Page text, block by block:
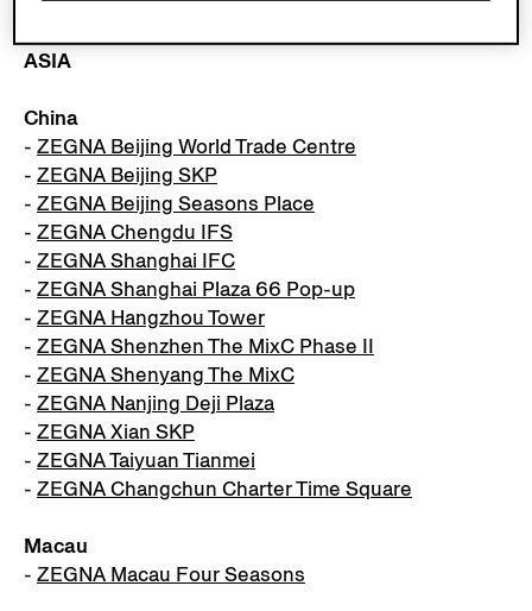
ASIA
China
- ZEGNA Beijing World Trade Centre
- ZEGNA Beijing SKP
- ZEGNA Beijing Seasons Place
- ZEGNA Chengdu IFS
- ZEGNA Shanghai IFC
- ZEGNA Shanghai Plaza 66 Pop-up
- ZEGNA Hangzhou Tower
- ZEGNA Shenzhen The MixC Phase II
- ZEGNA Shenyang The MixC
- ZEGNA Nanjing Deji Plaza
- ZEGNA Xian SKP
- ZEGNA Taiyuan Tianmei
- ZEGNA Changchun Charter Time Square
Macau
- ZEGNA Macau Four Seasons